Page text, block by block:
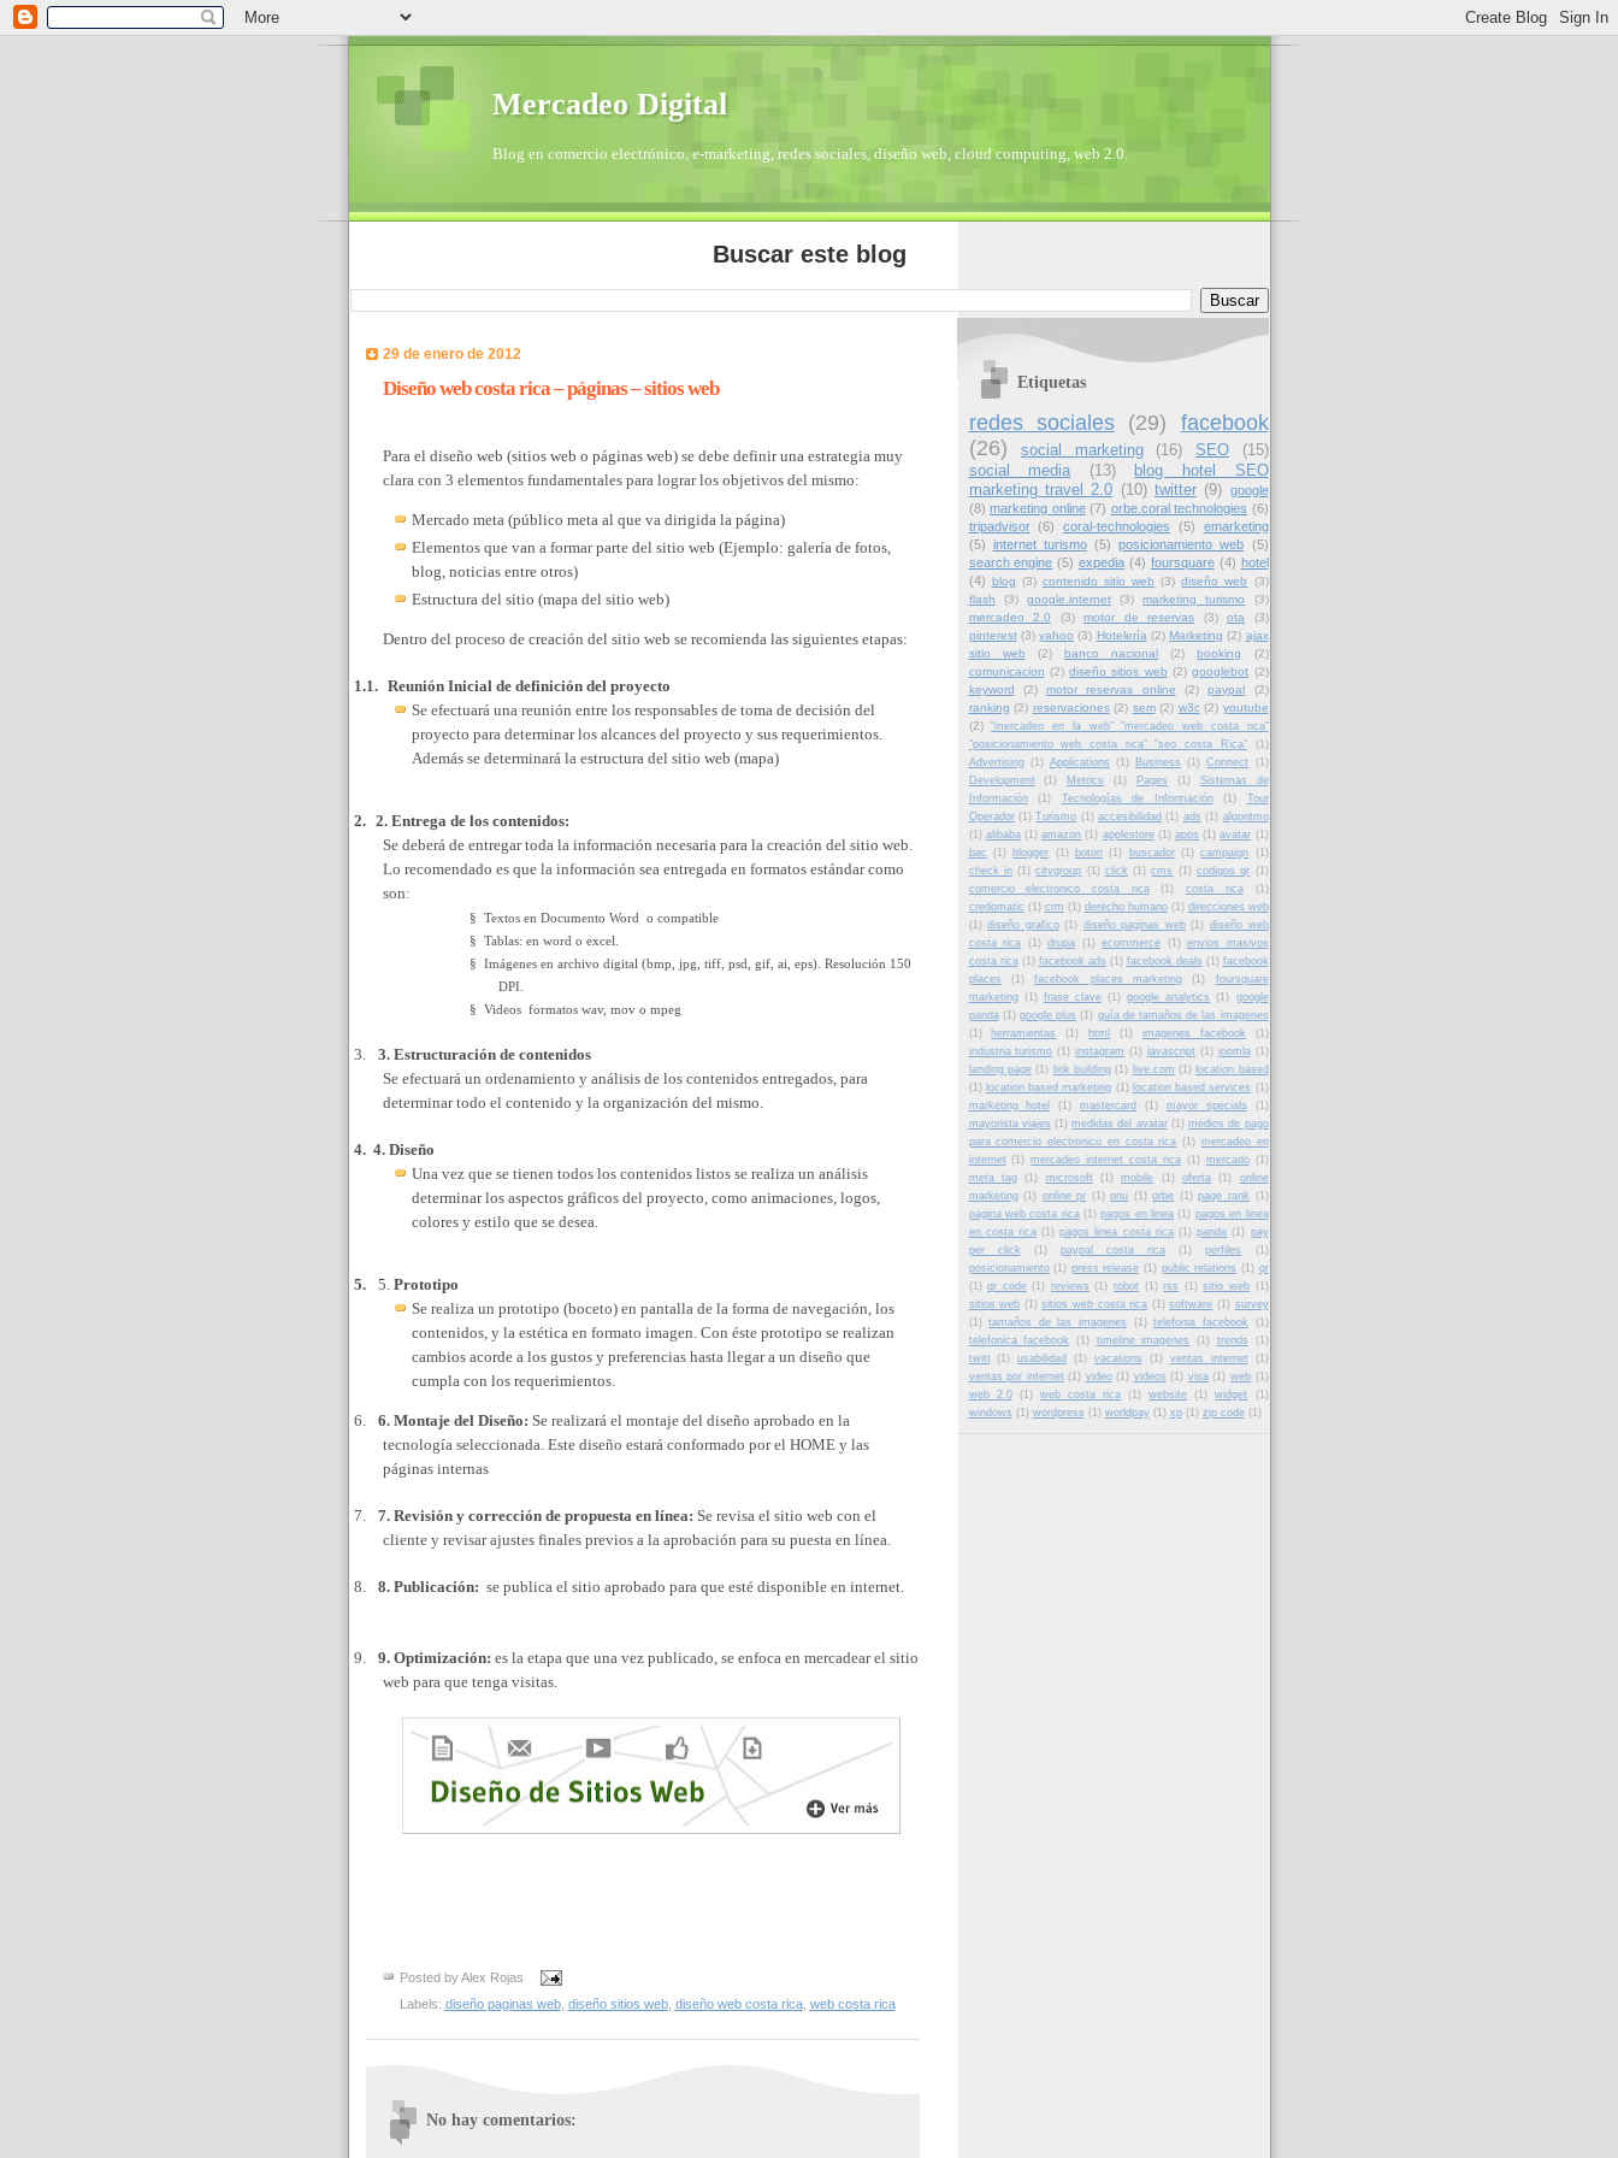
Mercadeo Digital
Blog en comercio electrónico, e-marketing, redes sociales, diseño web, cloud computing, web 2.0.
Buscar este blog
29 de enero de 2012
Diseño web costa rica – páginas – sitios web
Para el diseño web (sitios web o páginas web) se debe definir una estrategia muy
clara con 3 elementos fundamentales para lograr los objetivos del mismo:
Mercado meta (público meta al que va dirigida la página)
Elementos que van a formar parte del sitio web (Ejemplo: galería de fotos,
blog, noticias entre otros)
Estructura del sitio (mapa del sitio web)
Dentro del proceso de creación del sitio web se recomienda las siguientes etapas:
1.1. Reunión Inicial de definición del proyecto
Se efectuará una reunión entre los responsables de toma de decisión del
proyecto para determinar los alcances del proyecto y sus requerimientos.
Además se determinará la estructura del sitio web (mapa)
2. 2. Entrega de los contenidos:
Se deberá de entregar toda la información necesaria para la creación del sitio web.
Lo recomendado es que la información sea entregada en formatos estándar como
son:
§
Textos en Documento Word o compatible
§
Tablas: en word o excel.
§
Imágenes en archivo digital (bmp, jpg, tiff, psd, gif, ai, eps). Resolución 150
DPI.
§
Videos formatos wav, mov o mpeg
3.
3. Estructuración de contenidos
Se efectuará un ordenamiento y análisis de los contenidos entregados, para
determinar todo el contenido y la organización del mismo.
4. 4. Diseño
Una vez que se tienen todos los contenidos listos se realiza un análisis
determinar los aspectos gráficos del proyecto, como animaciones, logos,
colores y estilo que se desea.
5. 5. Prototipo
Se realiza un prototipo (boceto) en pantalla de la forma de navegación, los
contenidos, y la estética en formato imagen. Con éste prototipo se realizan
cambios acorde a los gustos y preferencias hasta llegar a un diseño que
cumpla con los requerimientos.
6. 6. Montaje del Diseño: Se realizará el montaje del diseño aprobado en la
tecnología seleccionada. Este diseño estará conformado por el HOME y las
páginas internas
7. 7. Revisión y corrección de propuesta en línea: Se revisa el sitio web con el
cliente y revisar ajustes finales previos a la aprobación para su puesta en línea.
8. 8. Publicación: se publica el sitio aprobado para que esté disponible en internet.
9. 9. Optimización: es la etapa que una vez publicado, se enfoca en mercadear el sitio
web para que tenga visitas.
Posted by Alex Rojas
Labels: diseño paginas web, diseño sitios web, diseño web costa rica, web costa rica
No hay comentarios:
Etiquetas
redes sociales (29)
facebook
(26)
social marketing (16) SEO
(15)
social media
(13)
blog hotel SEO
marketing travel 2.0 (10) twitter (9) google
(8) marketing online (7) orbe.coral technologies (6)
tripadvisor (6) coral-technologies (5)
emarketing
(5) internet turismo (5) posicionamiento web (5)
search engine (5) expedia (4) foursquare (4) hotel
(4) blog (3) contenido sitio web (3) diseño web
(3)
flash
(3) google.internet (3) marketing turismo
(3)
mercadeo 2.0
(3) motor de reservas (3) ota
(3)
pinterest (3) yahoo (3) Hotelería (2) Marketing (2) ajax
sitio web
(2) banco nacional (2) booking
(2)
comunicacion (2) diseño sitios web (2) googlebot (2)
keyword
(2) motor reservas online (2) paypal
(2)
ranking (2) reservaciones (2) sem (2) w3c (2) youtube
(2)
"mercadeo en la web" "mercadeo web costa rica"
"posicionamiento web costa rica" "seo costa Rica"
(1)
Advertising (1) Applications (1) Business (1) Connect (1)
Development
(1) Metrics (1) Pages (1)
Sistemas de
Información
(1) Tecnologías de Información (1)
Tour
Operador (1) Turismo (1) accesibilidad (1) ads (1) algoritmo
(1) alibaba (1) amazon (1) applestore (1) apps (1) avatar (1)
bac (1) blogger (1) boton (1) buscador (1) campaign (1)
check in (1) citygroup (1) click (1) cms (1) codigos qr (1)
comercio electronico costa rica
(1) costa rica
(1)
credomatic (1) crm (1) derecho humano (1) direcciones web
(1) diseño grafico (1) diseño paginas web (1) diseño web
costa rica (1) drupa (1) ecommerce (1) envios masivos
costa rica (1) facebook ads (1) facebook deals (1) facebook
places
(1) facebook places marketing (1)
foursquare
marketing (1) frase clave (1) google analytics (1) google
panda (1) google plus (1) guía de tamaños de las imagenes
(1)
herramientas (1) html (1) imagenes facebook
(1)
industria turismo (1) instagram (1) javascript (1) joomla (1)
landing page (1) link building (1) live.com (1) location based
(1) location based marketing (1) location based services (1)
marketing hotel
(1) mastercard (1) mayor specials
(1)
mayorista viajes (1) medidas del avatar (1) medios de pago
para comercio electronico en costa rica (1) mercadeo en
internet (1) mercadeo internet costa rica (1) mercado (1)
meta tag
(1) microsoft (1) mobile (1) oferta (1)
online
marketing (1) online pr (1) onu (1) orbe (1) page rank (1)
pagina web costa rica (1) pagos en linea (1) pagos en linea
en costa rica (1) pagos linea costa rica (1) panda (1) pay
per click
(1) paypal costa rica (1) perfiles
(1)
posicionamiento (1) press release (1) public relations (1) qr
(1) qr code (1) reviews (1) robot (1) rss (1) sitio web (1)
sitios web (1) sitios web costa rica (1) software (1) survey
(1) tamaños de las imagenes (1) telefonia facebook
(1)
telefonica facebook
(1) timeline imagenes (1) trends
(1)
twitt (1) usabilidad (1) vacations (1) ventas internet
(1)
ventas por internet (1) video (1) videos (1) visa (1) web (1)
web 2.0
(1) web costa rica (1) website (1) widget
(1)
windows (1) wordpress (1) worldpay (1) xp (1) zip code (1)